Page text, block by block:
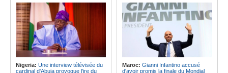
Congo-Brazzaville:
Lutte contre
les épidémies - Les employés de la
maison de retraite Kambissi en
formation
Congo-Brazzaville:Distinction -
Darrel Ornelle Elion Assiana promue
maître-assistant Cames
Afrique:Naomi Eto (Cameroun) - «
Face au Nigeria, nous donnerons
tout sur le terrain. »
Madagascar:Athlétisme - 100
mètres - Junior Tsiravay et Zo
Rakotonary co-champions
Madagascar:
Rakotondramiara, Président du
Rouge - « Aucun retour
d'investissement pour les petits
Agroalimentaire - Les
boissons locales conquièrent le
Nigeria: Une interview télévisée du
cardinal d'Abuja provoque l'ire du
Maroc: Gianni Infantino accusé
d'avoir promis la finale du Mondial